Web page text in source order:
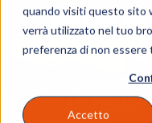
quando visiti questo sito
verrà utilizzato nel tuo
preferenza di non essere
Accetto
El blog